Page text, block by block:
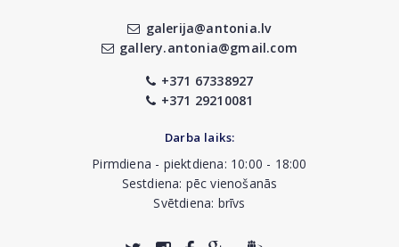
galerija@antonia.lv
gallery.antonia@gmail.com
+371 67338927
+371 29210081
Darba laiks:
Pirmdiena - piektdiena: 10:00 - 18:00
Sestdiena: pēc vienošanās
Svētdiena: brīvs